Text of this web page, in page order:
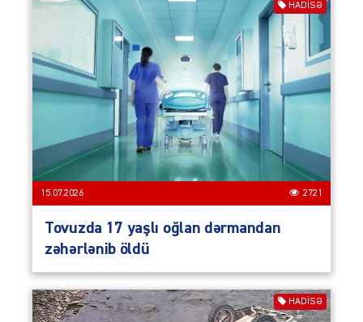
HADISƏ
15.07.2026 2721
Tovuzda 17 yaşlı oğlan dərmandan
zəhərlənib öldü
HADISƏ